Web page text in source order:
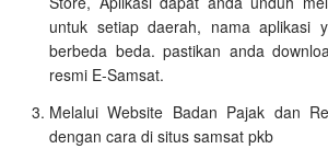
untuk setiap daerah, nama aplikasi
berbeda beda. pastikan anda
resmi E-Samsat.
Melalui Website Badan Pajak dan
dengan cara di situs samsat pkb